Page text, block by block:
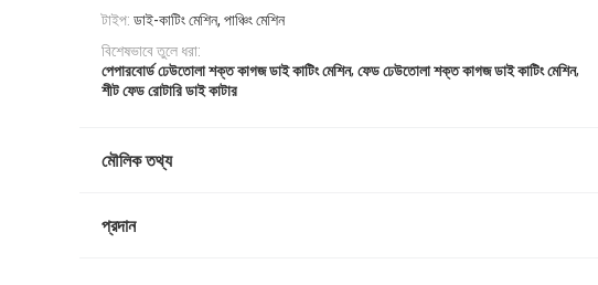
টাইপ: ডাই-কাটিং মেশিন, পাঞ্চিং মেশিন
বিশেষভাবে তুলে ধরা:
পেপারবোর্ড ঢেউতোলা শক্ত কাগজ ডাই কাটিং মেশিন, ফেড ঢেউতোলা শক্ত কাগজ ডাই কাটিং মেশিন,
শীট ফেড রোটারি ডাই কাটার
মৌলিক তথ্য
প্রদান